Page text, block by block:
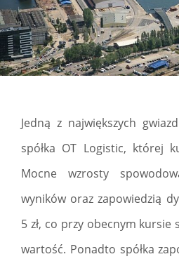
Jedną z największych
spółka OT Logistic, której
Mocne wzrosty
wyników oraz zapowiedzią
5 zł, co przy obecnym kursie
wartość. Ponadto spółka